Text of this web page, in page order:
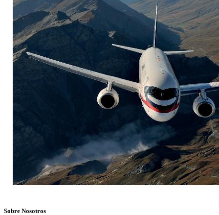
Sobre Nosotros